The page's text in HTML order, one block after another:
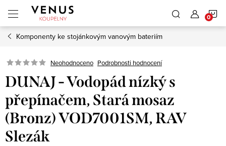
obsah
Komponenty ke stojánkovým vanovým bateriím
Neohodnoceno Podrobnosti hodnocení
DUNAJ - Vodopád nízký s
přepínačem, Stará mosaz
(Bronz) VOD7001SM, RAV
Slezák